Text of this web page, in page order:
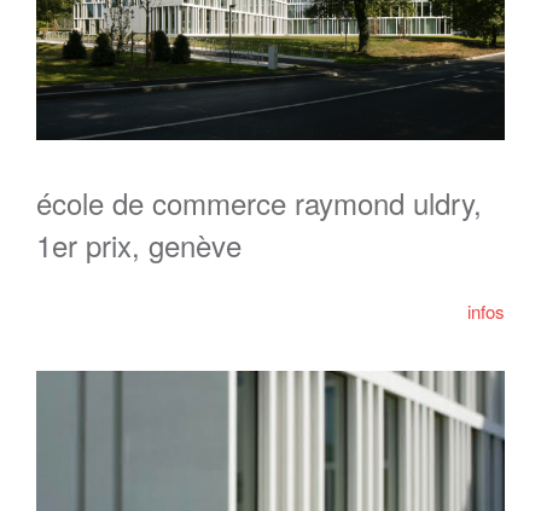
école de commerce raymond uldry,
1er prix, genève
infos